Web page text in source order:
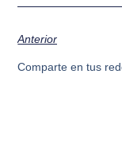
Anterior
Comparte en tus